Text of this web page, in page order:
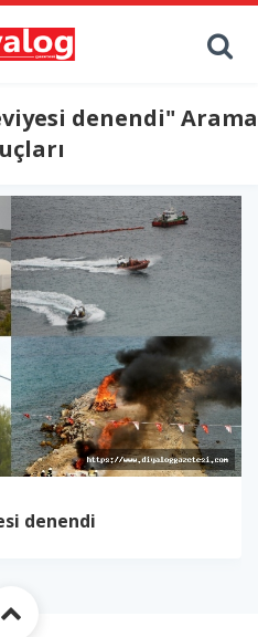
denendi" Arama
denendi